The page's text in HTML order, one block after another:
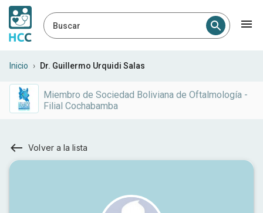
Buscar
Inicio › Dr. Guillermo Urquidi Salas
Miembro deSociedad Boliviana de Oftalmología -
Filial Cochabamba
Volver a la lista